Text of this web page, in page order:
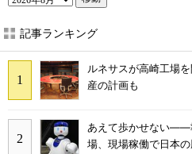
記事ランキング
ルネサスが高崎工場
産の計画も
あえて歩かせない――
場、現場稼働で日本